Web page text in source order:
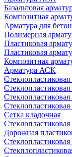
Базальтовая
Композитная
Арматура для
Полимерная
Пластиковая
Пластиковая
Композитная
Арматура АСК
Cтеклопластиковая
Сетка кладочная
Стеклопластиковая
Дорожная